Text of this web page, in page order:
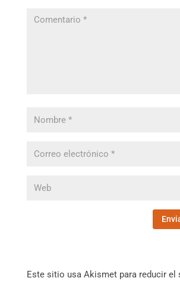
Este sitio usa Akismet para reducir el